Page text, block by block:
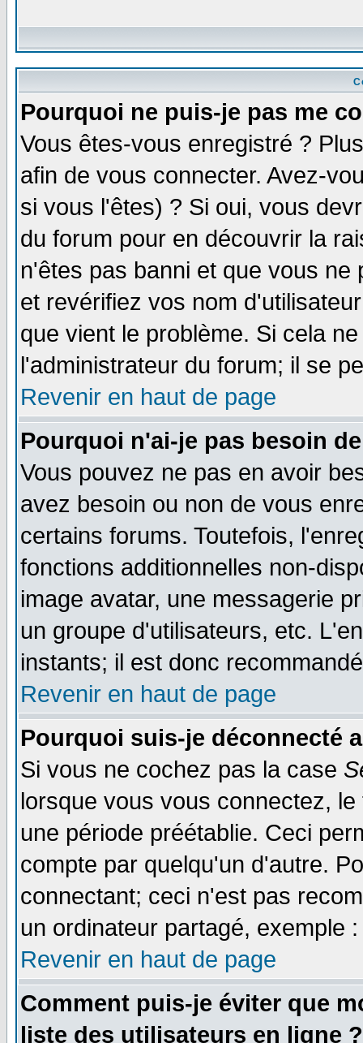
Pourquoi ne puis-je pas me
Vous êtes-vous enregistré ?
afin de vous connecter. Avez-
si vous l'êtes) ? Si oui, vous
du forum pour en découvrir la
n'êtes pas banni et que vous
et revérifiez vos nom
que vient le problème. Si cela
l'administrateur du forum; il se
Revenir en haut de page
Pourquoi n'ai-je pas besoin
Vous pouvez ne pas en avoir
avez besoin ou non de vous
certains forums. Toutefois,
fonctions additionnelles non-
image avatar, une messagerie
un groupe d'utilisateurs, etc.
instants; il est donc
Revenir en haut de page
Pourquoi suis-je déconnecté
Si vous ne cochez pas la case
lorsque vous vous connectez,
une période préétablie. Ceci
compte par quelqu'un d'autre.
connectant; ceci n'est pas
un ordinateur partagé, exemple
Revenir en haut de page
Comment puis-je éviter que
liste des utilisateurs en ligne ?